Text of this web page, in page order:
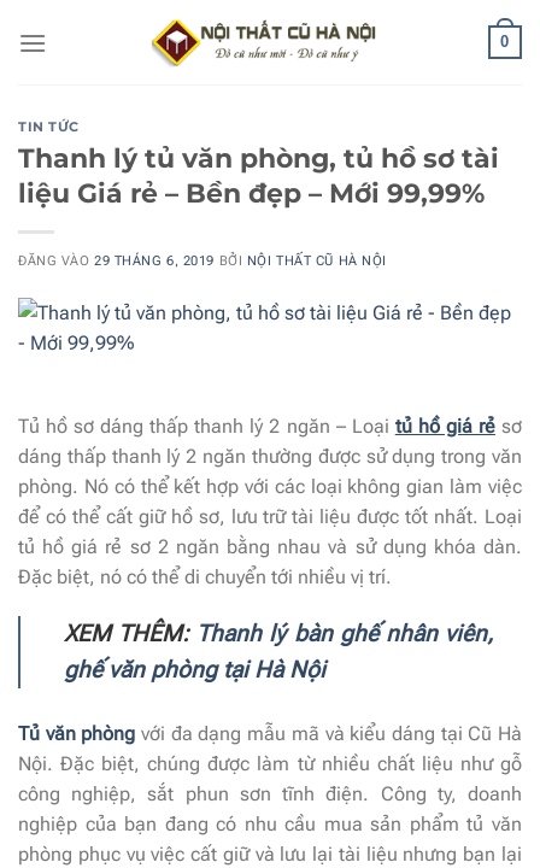
qua
0
TIN TỨC
Thanh lý tủ văn phòng, tủ hồ sơ tài
liệu Giá rẻ – Bền đẹp – Mới 99,99%
ĐĂNG VÀO29 THÁNG 6, 2019 BỞI NỘI THẤT CŨ HÀ NỘI
Tủ hồ sơ dáng thấp thanh lý 2 ngăn – Loại tủ hồ giá rẻsơ
dáng thấp thanh lý 2 ngăn thường được sử dụng trong văn
phòng. Nó có thể kết hợp với các loại không gian làm việc
để có thể cất giữ hồ sơ, lưu trữ tài liệu được tốt nhất. Loại
tủ hồ giá rẻ sơ 2 ngăn bằng nhau và sử dụng khóa dàn.
Đặc biệt, nó có thể di chuyển tới nhiều vị trí.
XEM THÊM: Thanh lý bàn ghế nhân viên,
ghế văn phòng tại Hà Nội
Tủ văn phòng với đa dạng mẫu mã và kiểu dáng tại Cũ Hà
Nội. Đặc biệt, chúng được làm từ nhiều chất liệu như gỗ
công nghiệp, sắt phun sơn tĩnh điện. Công ty, doanh
nghiệp của bạn đang có nhu cầu mua sản phẩm tủ văn
phòng phục vụ việc cất giữ và lưu lại tài liệu nhưng bạn lại